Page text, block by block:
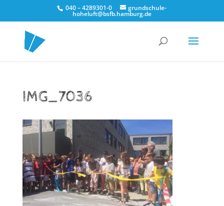
040 – 4289301-0 grundschule-
hoheluft@bsfb.hamburg.de
IMG_7036